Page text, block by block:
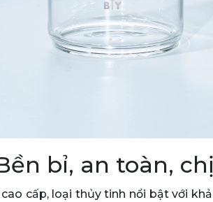
bỉ, an toàn,
cấp, loại thủy tinh nổi bật với